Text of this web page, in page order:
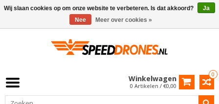
0
Winkelwagen
0 Artikelen / €0,00
Wij slaan cookies op om onze website te verbeteren. Is dat akkoord?
Ja
Nee
Meer over cookies »